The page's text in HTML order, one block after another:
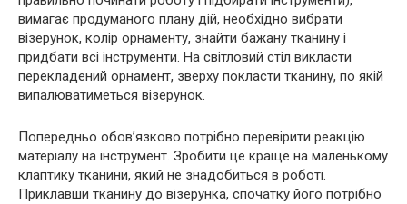
вимагає продуманого плану дій, необхідно вибрати
візерунок, колір орнаменту, знайти бажану тканину і
придбати всі інструменти. На світловий стіл викласти
перекладений орнамент, зверху покласти тканину, по якій
випалюватиметься візерунок.
Попередньо обов’язково потрібно перевірити реакцію
матеріалу на інструмент. Зробити це краще на маленькому
клаптику тканини, який не знадобиться в роботі.
Приклавши тканину до візерунка, спочатку його потрібно